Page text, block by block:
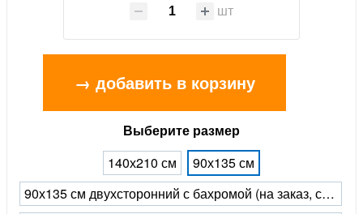
шт
→ добавить в корзину
Выберите размер
140х210 см
90х135 см
90х135 см двухсторонний с бахромой (на заказ, срок выполнения 5 рабочих дней)